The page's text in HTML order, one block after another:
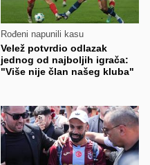
Rođeni napunili kasu
Velež potvrdio odlazak
jednog od najboljih igrača:
"Više nije član našeg kluba"